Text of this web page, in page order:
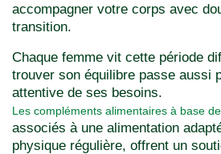
accompagner votre corps avec
transition.
Chaque femme vit cette période
trouver son équilibre passe aussi
attentive de ses besoins.
Les compléments alimentaires à base
associés à une alimentation
physique régulière, offrent un